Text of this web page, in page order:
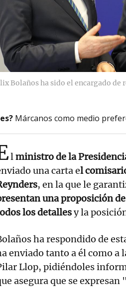
Bolaños ha sido el encargado de
Márcanos como medio
lministro de la
una carta el
, en la que le
una proposición
los detallesy la
ha respondido de
enviado tanto a él como a
Llop, pidiéndoles
asegura que se